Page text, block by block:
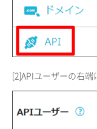
[2]APIユーザーの右端